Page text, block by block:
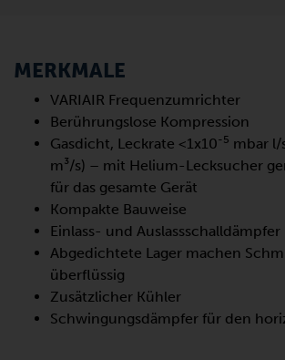
MERKMALE
VARIAIR Frequenzumrichter
Berührungslose Kompression
Gasdicht, Leckrate <1x10-5 mbar l/
m³/s) – mit Helium-Lecksucher
für das gesamte Gerät
Kompakte Bauweise
Einlass- und Auslassschalldämpfer
Abgedichtete Lager machen
überflüssig
Zusätzlicher Kühler
Schwingungsdämpfer für den